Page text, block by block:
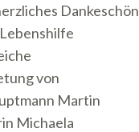
Dankeschön
von
Martin
Michaela